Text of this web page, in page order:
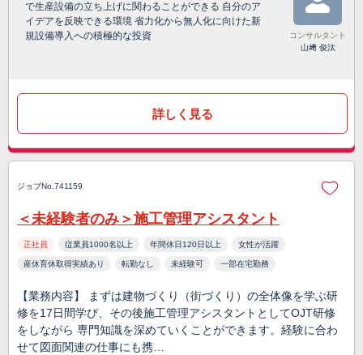
で生産設備の立ち上げに関わることができる 自分のア
イデアを反映できる環境 省力化から無人化に向けた新
規設備導入への積極的な投資
コンサルタント
山﨑 俊汰
詳しく見る
ジョブNo.741159
＜未経験者のみ＞施工管理アシスタント
正社員 従業員1000名以上 年間休日120日以上 女性が活躍
産休育休取得実績あり 転勤なし 未経験可 一部在宅勤務
【業務内容】 まずは建物づくり（街づくり）の全体像を学ぶ研
修を17日間学び、その後施工管理アシスタントとしてOJT研修
をしながら 専門知識を深めていくことができます。経験に合わ
せて図面関連の仕事にも携…